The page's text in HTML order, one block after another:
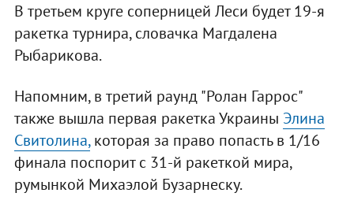
В третьем круге соперницей Леси будет 19-я
ракетка турнира, словачка Магдалена
Рыбарикова.
Напомним, в третий раунд "Ролан Гаррос"
также вышла первая ракетка Украины Элина
Свитолина,которая за право попасть в 1/16
финала поспорит с 31-й ракеткой мира,
румынкой Михаэлой Бузарнеску.